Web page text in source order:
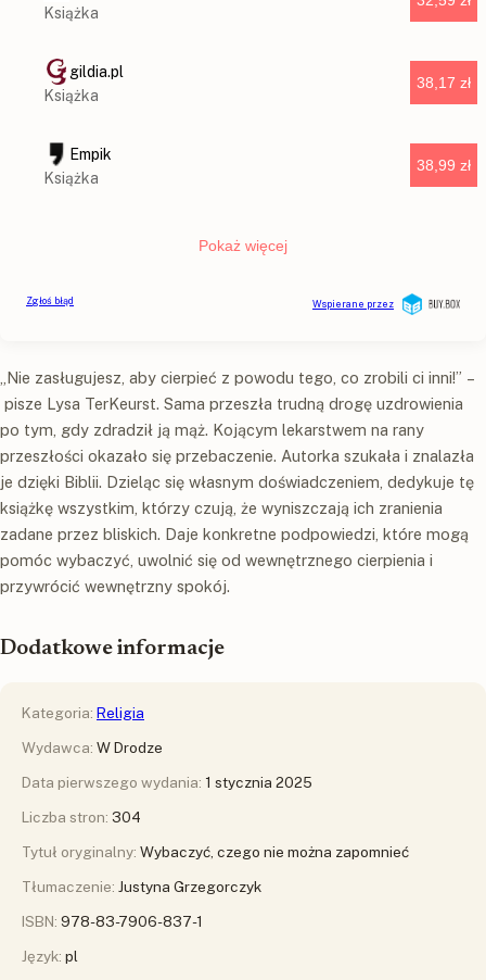
„Nie zasługujesz, aby cierpieć z powodu tego, co zrobili ci inni!” –
pisze Lysa TerKeurst. Sama przeszła trudną drogę uzdrowienia
po tym, gdy zdradził ją mąż. Kojącym lekarstwem na rany
przeszłości okazało się przebaczenie. Autorka szukała i znalazła
je dzięki Biblii. Dzieląc się własnym doświadczeniem, dedykuje tę
książkę wszystkim, którzy czują, że wyniszczają ich zranienia
zadane przez bliskich. Daje konkretne podpowiedzi, które mogą
pomóc wybaczyć, uwolnić się od wewnętrznego cierpienia i
przywrócić wewnętrzny spokój.
Dodatkowe informacje
Kategoria: Religia
Wydawca: W Drodze
Data pierwszego wydania: 1 stycznia 2025
Liczba stron: 304
Tytuł oryginalny: Wybaczyć, czego nie można zapomnieć
Tłumaczenie: Justyna Grzegorczyk
ISBN: 978-83-7906-837-1
Język: pl